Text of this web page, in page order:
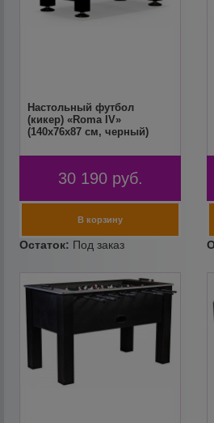
Настольный футбол
(кикер) «Roma IV»
(140x76x87 см, черный)
30 190 руб.